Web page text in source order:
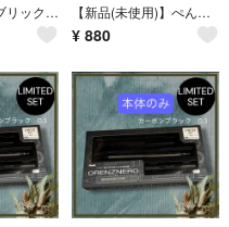
ぺんてる ファブリックファン 布描きくれよん 16色(1セット) 【新品(未使用)】ぺんてるパステル 16色
¥ 880